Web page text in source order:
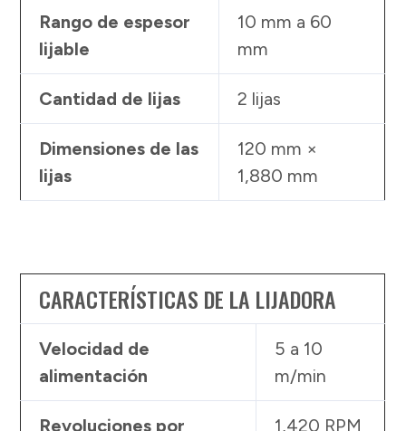
Rango de espesor
lijable
10 mm a 60
mm
Cantidad de lijas 2 lijas
Dimensiones de las
lijas
120 mm ×
1,880 mm
CARACTERÍSTICAS DE LA LIJADORA
Velocidad de
alimentación
5 a 10
m/min
Revoluciones por
1,420 RPM